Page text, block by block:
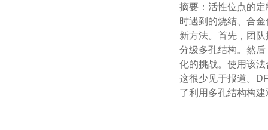
摘要：活性位点的
时遇到的烧结、
新方法。首先
分级多孔结构。然
化的挑战。使用该
这很少见于报道
了利用多孔结构构建